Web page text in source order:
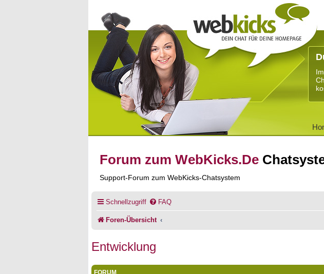
Forum zum WebKicks.De
Support-Forum zum WebKicks-Chatsystem
Schnellzugriff FAQ
Foren-Übersicht
Entwicklung
FORUM